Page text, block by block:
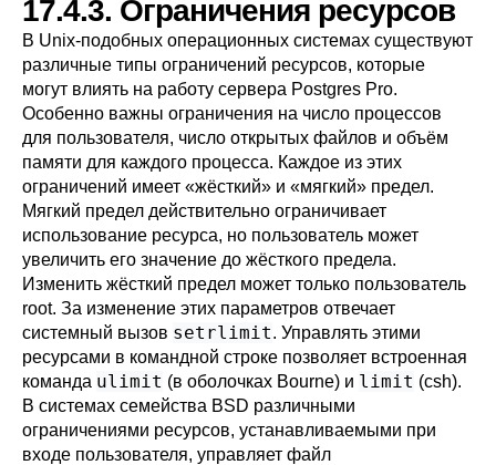
17.4.3. Ограничения ресурсов
В Unix-подобных операционных системах существуют
различные типы ограничений ресурсов, которые
могут влиять на работу сервера Postgres Pro.
Особенно важны ограничения на число процессов
для пользователя, число открытых файлов и объём
памяти для каждого процесса. Каждое из этих
ограничений имеет «жёсткий» и «мягкий» предел.
Мягкий предел действительно ограничивает
использование ресурса, но пользователь может
увеличить его значение до жёсткого предела.
Изменить жёсткий предел может только пользователь
root. За изменение этих параметров отвечает
системный вызов setrlimit. Управлять этими
ресурсами в командной строке позволяет встроенная
команда ulimit (в оболочках Bourne) и limit (csh).
В системах семейства BSD различными
ограничениями ресурсов, устанавливаемыми при
входе пользователя, управляет файл